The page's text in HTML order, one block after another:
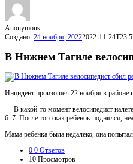
Anonymous
Создано: 24 ноября, 20222022-11-
В Нижнем Тагиле
Инцидент произошел 22 ноября в
— В какой-то момент велосипедист
6–7. После того как ребенок поднялся,
Мама ребенка была недалеко, она
0 0 Ответов
10 Просмотров